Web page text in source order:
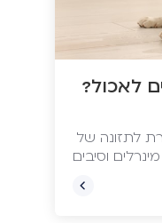
לאכול?
לתזונה של
וסיבים
ל"פצצת